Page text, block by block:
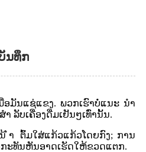
ນທຶກ
ມັນແຊ່ແຂງ. ພວກເຮົາບໍ່ແນະ ນຳ
ລັບເຄື່ອງດື່ມເຢັນໆເທົ່ານັ້ນ.
ຳ ຕົ້ມໃສ່ແກ້ວແກ້ວໂດຍກົງ; ການ
ະທັນຫັນອາດເຮັດໃຫ້ຂວດແຕກ.